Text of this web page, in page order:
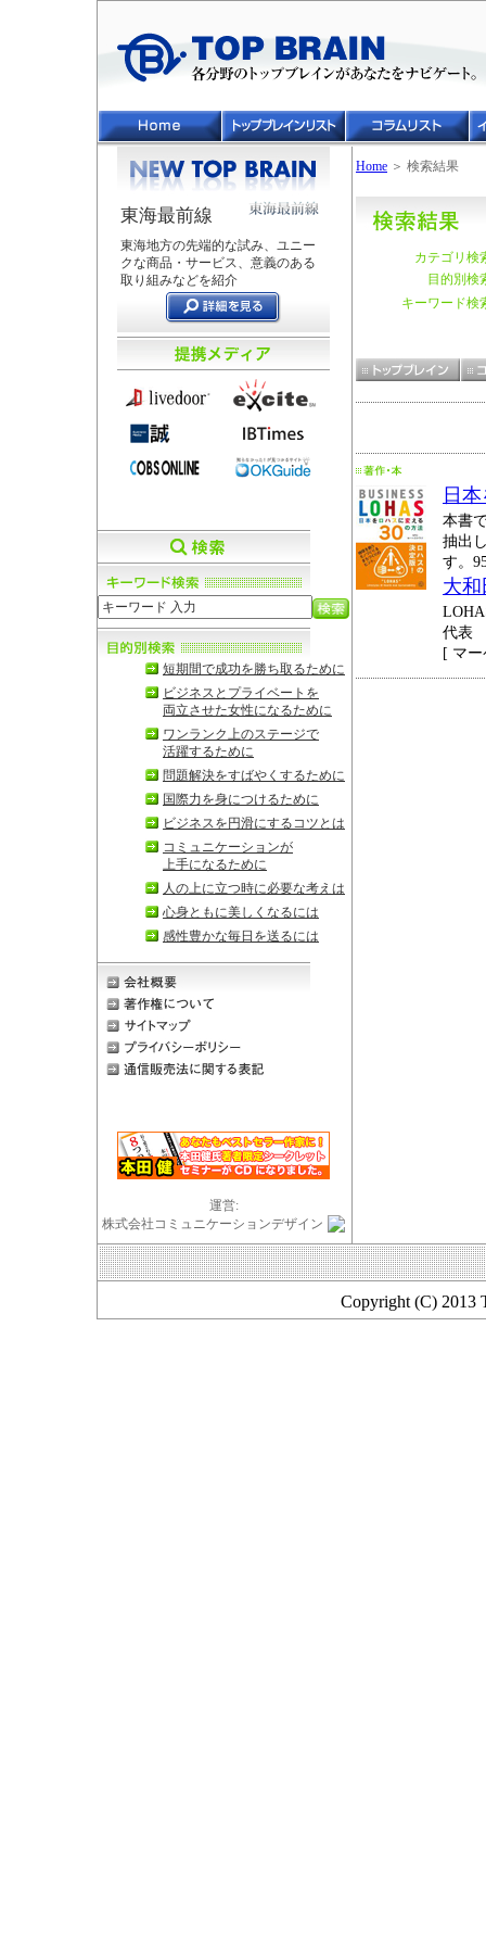
東海最前線
東海地方の先端的な試み、ユニー
クな商品・サービス、意義のある
取り組みなどを紹介
短期間で成功を勝ち取るために
ビジネスとプライベートを
両立させた女性になるために
ワンランク上のステージで
活躍するために
問題解決をすばやくするために
国際力を身につけるために
ビジネスを円滑にするコツとは
コミュニケーションが
上手になるために
人の上に立つ時に必要な考えは
心身ともに美しくなるには
感性豊かな毎日を送るには
運営:
株式会社コミュニケーションデザイン
Home ＞ 検索結果
カテゴリ検
目的別検
キーワード検
日
本書
抽出
す。
大
代表
[ マ
Copyright (C) 2013